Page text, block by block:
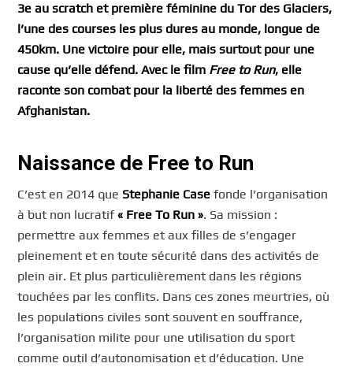
3e au scratch et première féminine du Tor des Glaciers,
l’une des courses les plus dures au monde, longue de
450km. Une victoire pour elle, mais surtout pour une
cause qu’elle défend. Avec le film Free to Run, elle
raconte son combat pour la liberté des femmes en
Afghanistan.
Naissance de Free to Run
C’est en 2014 que Stephanie Case fonde l’organisation
à but non lucratif« Free To Run ». Sa mission :
permettre aux femmes et aux filles de s’engager
pleinement et en toute sécurité dans des activités de
plein air. Et plus particulièrement dans les régions
touchées par les conflits. Dans ces zones meurtries, où
les populations civiles sont souvent en souffrance,
l’organisation milite pour une utilisation du sport
comme outil d’autonomisation et d’éducation. Une